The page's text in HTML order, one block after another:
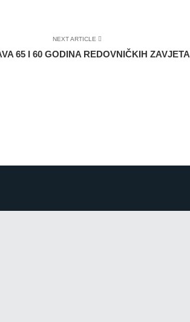
NEXT ARTICLE
65 I 60 GODINA REDOVNIČKIH ZAVJETA